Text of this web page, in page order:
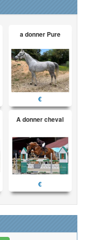
a donner Pure
€
A donner cheval
€